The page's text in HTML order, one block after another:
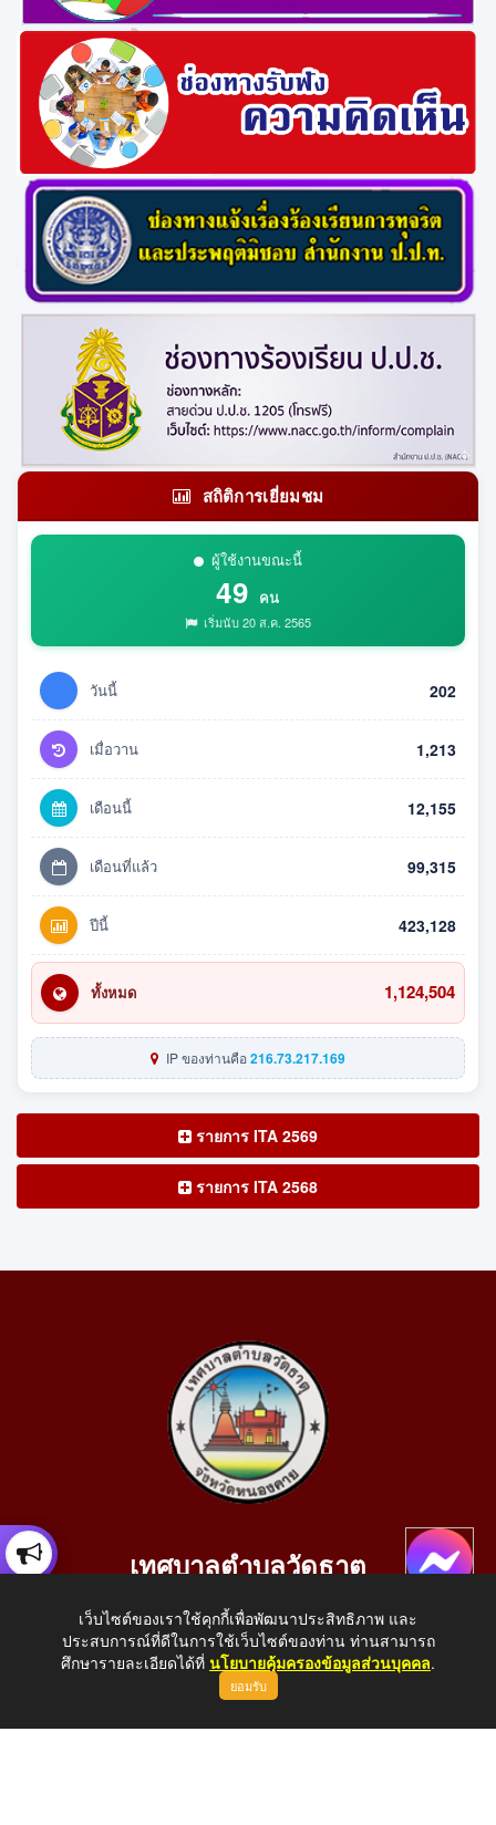
สถิติการเยี่ยมชม
ผู้ใช้งานขณะนี้
49 คน
เริ่มนับ 20 ส.ค. 2565
วันนี้ 202
เมื่อวาน 1,213
เดือนนี้ 12,155
เดือนที่แล้ว 99,315
ปีนี้ 423,128
ทั้งหมด 1,124,504
IP ของท่านคือ216.73.217.169
รายการ ITA 2569
รายการ ITA 2568
เทศบาลตำบลวัดธาตุ
อ.เมือง จ.หนองคาย 43000
โทรศัพท์: 042-414758 โทรสาร: 042-414759
E-Mail: saraban_05430110@dla.go.th
เว็บไซต์ของเราใช้คุกกี้เพื่อพัฒนาประสิทธิภาพ และ
ประสบการณ์ที่ดีในการใช้เว็บไซต์ของท่าน ท่านสามารถ
ศึกษารายละเอียดได้ที่ นโยบายคุ้มครองข้อมูลส่วนบุคคล.
ยอมรับ